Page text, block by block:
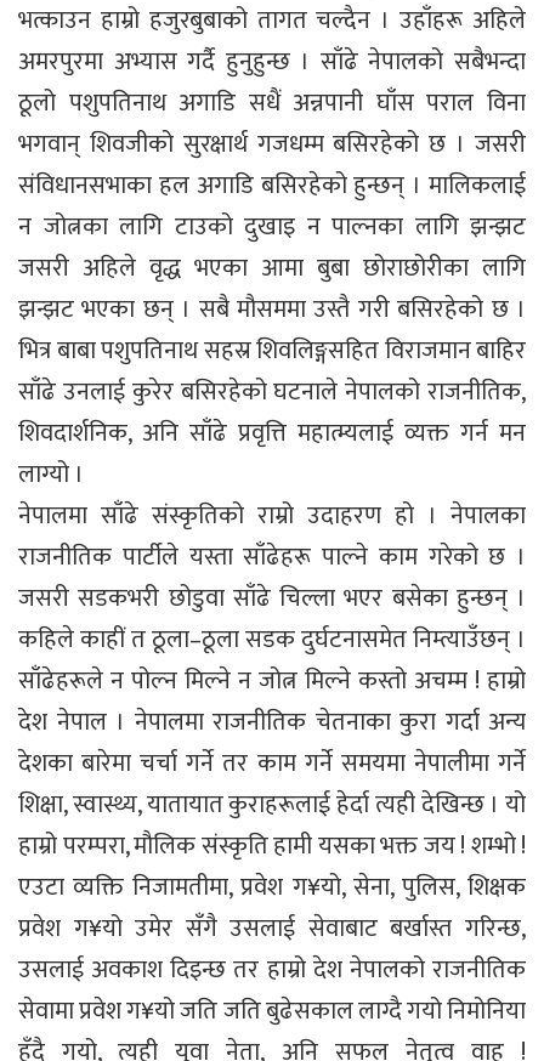
भत्काउन हाम्रो हजुरबुबाको तागत चल्दैन । उहाँहरू अहिले
अमरपुरमा अभ्यास गर्दै हुनुहुन्छ । साँढे नेपालको सबैभन्दा
ठूलो पशुपतिनाथ अगाडि सधैं अन्नपानी घाँस पराल विना
भगवान् शिवजीको सुरक्षार्थ गजधम्म बसिरहेको छ । जसरी
संविधानसभाका हल अगाडि बसिरहेको हुन्छन् । मालिकलाई
न जोत्नका लागि टाउको दुखाइ न पाल्नका लागि झन्झट
जसरी अहिले वृद्ध भएका आमा बुबा छोराछोरीका लागि
झन्झट भएका छन् । सबै मौसममा उस्तै गरी बसिरहेको छ ।
भित्र बाबा पशुपतिनाथ सहस्र शिवलिङ्गसहित विराजमान बाहिर
साँढे उनलाई कुरेर बसिरहेको घटनाले नेपालको राजनीतिक,
शिवदार्शनिक, अनि साँढे प्रवृत्ति महात्म्यलाई व्यक्त गर्न मन
लाग्यो ।
नेपालमा साँढे संस्कृतिको राम्रो उदाहरण हो । नेपालका
राजनीतिक पार्टीले यस्ता साँढेहरू पाल्ने काम गरेको छ ।
जसरी सडकभरी छोडुवा साँढे चिल्ला भएर बसेका हुन्छन् ।
कहिले काहीं त ठूला–ठूला सडक दुर्घटनासमेत निम्त्याउँछन् ।
साँढेहरूले न पोल्न मिल्ने न जोत्न मिल्ने कस्तो अचम्म ! हाम्रो
देश नेपाल । नेपालमा राजनीतिक चेतनाका कुरा गर्दा अन्य
देशका बारेमा चर्चा गर्ने तर काम गर्ने समयमा नेपालीमा गर्ने
शिक्षा, स्वास्थ्य, यातायात कुराहरूलाई हेर्दा त्यही देखिन्छ । यो
हाम्रो परम्परा, मौलिक संस्कृति हामी यसका भक्त जय ! शम्भो !
एउटा व्यक्ति निजामतीमा, प्रवेश ग¥यो, सेना, पुलिस, शिक्षक
प्रवेश ग¥यो उमेर सँगै उसलाई सेवाबाट बर्खास्त गरिन्छ,
उसलाई अवकाश दिइन्छ तर हाम्रो देश नेपालको राजनीतिक
सेवामा प्रवेश ग¥यो जति जति बुढेसकाल लाग्दै गयो निमोनिया
हुँदै गयो, त्यही युवा नेता, अनि सफल नेतृत्व वाह !